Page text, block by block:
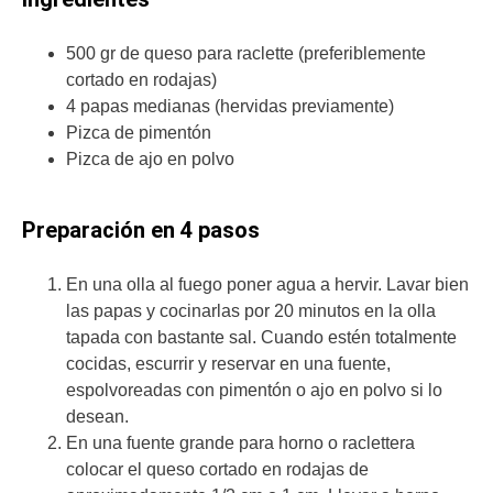
500 gr de queso para raclette (preferiblemente
cortado en rodajas)
4 papas medianas (hervidas previamente)
Pizca de pimentón
Pizca de ajo en polvo
Preparación en 4 pasos
En una olla al fuego poner agua a hervir. Lavar bien
las papas y cocinarlas por 20 minutos en la olla
tapada con bastante sal. Cuando estén totalmente
cocidas, escurrir y reservar en una fuente,
espolvoreadas con pimentón o ajo en polvo si lo
desean.
En una fuente grande para horno o raclettera
colocar el queso cortado en rodajas de